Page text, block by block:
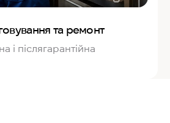
та ремонт
і післягарантійна